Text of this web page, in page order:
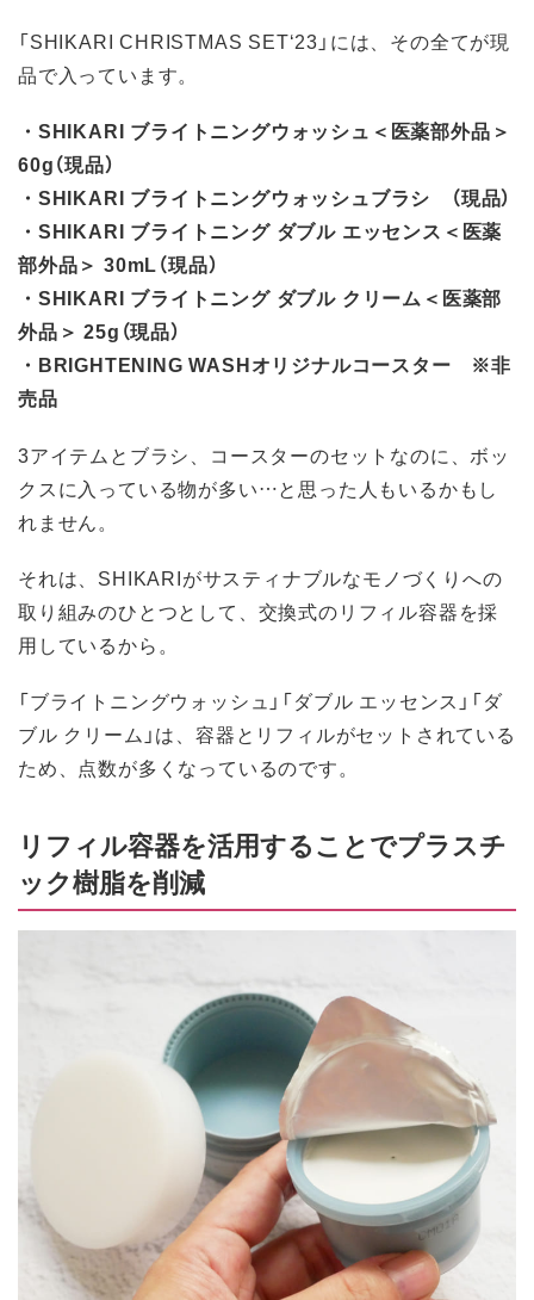
「SHIKARI CHRISTMAS SET‘23」には、その全てが現
品で入っています。
・SHIKARI ブライトニングウォッシュ＜医薬部外品＞
60g（現品）
・SHIKARI ブライトニングウォッシュブラシ （現品）
・SHIKARI ブライトニング ダブル エッセンス＜医薬
部外品＞ 30mL（現品）
・SHIKARI ブライトニング ダブル クリーム＜医薬部
外品＞ 25g（現品）
・BRIGHTENING WASHオリジナルコースター ※非
売品
3アイテムとブラシ、コースターのセットなのに、ボッ
クスに入っている物が多い…と思った人もいるかもし
れません。
それは、SHIKARIがサスティナブルなモノづくりへの
取り組みのひとつとして、交換式のリフィル容器を採
用しているから。
「ブライトニングウォッシュ」「ダブル エッセンス」「ダ
ブル クリーム」は、容器とリフィルがセットされている
ため、点数が多くなっているのです。
リフィル容器を活用することでプラスチ
ック樹脂を削減